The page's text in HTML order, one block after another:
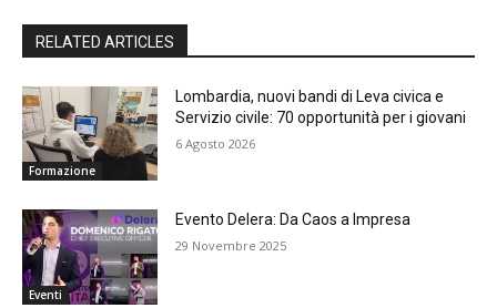
RELATED ARTICLES
Formazione
Lombardia, nuovi bandi di Leva civica e
Servizio civile: 70 opportunità per i giovani
6 Agosto 2026
Eventi
Evento Delera: Da Caos a Impresa
29 Novembre 2025